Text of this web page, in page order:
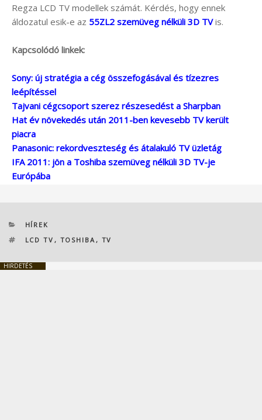
Regza LCD TV modellek számát. Kérdés, hogy ennek
áldozatul esik-e az 55ZL2 szemüveg nélküli 3D TVis.
Kapcsolódó linkek:
Sony: új stratégia a cég összefogásával és tízezres
leépítéssel
Tajvani cégcsoport szerez részesedést a Sharpban
Hat év növekedés után 2011-ben kevesebb TV került
piacra
Panasonic: rekordveszteség és átalakuló TV üzletág
IFA 2011: jön a Toshiba szemüveg nélküli 3D TV-je
Európába
KATEGÓRIÁK
HÍREK
CÍMKÉK
LCD TV , TOSHIBA , TV
HIRDETÉS